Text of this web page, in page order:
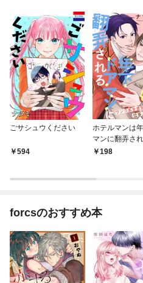
ごサシュウください
594
ホテルマンは
マンに翻弄され
話売り］
198
forcsのおすすめ本